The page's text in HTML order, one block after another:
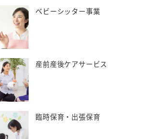
ベビーシッター事業
産前産後ケアサービス
臨時保育・出張保育